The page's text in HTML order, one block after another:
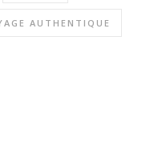
AUTHENTIQUE